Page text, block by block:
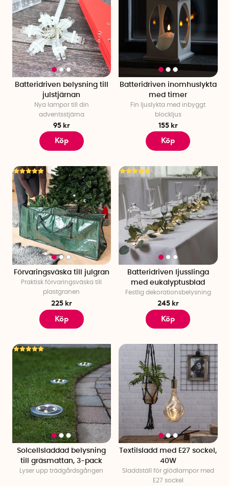
Batteridriven belysning till
julstjärnan
Nya lampor till din
adventsstjärna
95 kr
Köp
Batteridriven inomhuslykta
med timer
Fin ljuslykta med inbyggt
blockljus
155 kr
Köp
Förvaringsväska till julgran
Praktisk förvaringsväska till
plastgranen
225 kr
Köp
Batteridriven ljusslinga
med eukalyptusblad
Festlig dekorationsbelysning
245 kr
Köp
Solcellsladdad belysning
till gräsmattan, 3-pack
Lyser upp trädgårdsgången
Textilsladd med E27 sockel,
40W
Sladdställ för glödlampor med
E27 sockel